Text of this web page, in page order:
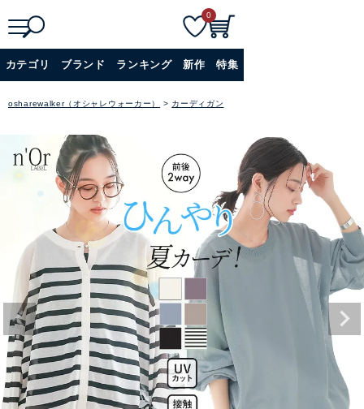
詳細検索
0
カテゴリ ブランド ランキング 新作 特集
osharewalker（オシャレウォーカー） カーディガン